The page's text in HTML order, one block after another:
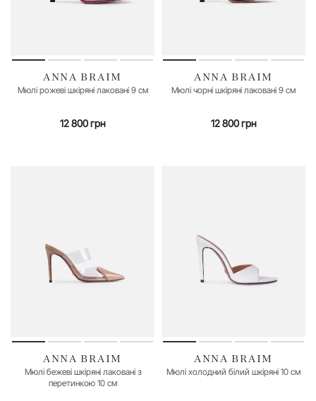
36 37 38 39 40
ANNA BRAIM
Мюлі рожеві шкіряні лаковані 9 см
12 800 грн
35 36 37 38 39 40
ANNA BRAIM
Мюлі чорні шкіряні лаковані 9 см
12 800 грн
37 38 40
ANNA BRAIM
Мюлі бежеві шкіряні лаковані з
перетинкою 10 см
35 36
ANNA BRAIM
Мюлі холодний білий шкіряні 10 см